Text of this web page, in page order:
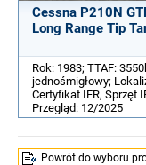
Cessna P210N
Long Range Tip
Rok: 1983; TTAF:
jednośmigłowy;
Certyfikat IFR, Sprzęt
Przegląd: 12/2025
Powrót do wyboru